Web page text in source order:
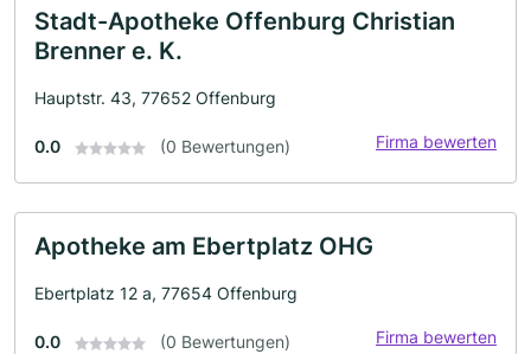
Stadt-Apotheke Offenburg Christian
Brenner e. K.
Hauptstr. 43, 77652 Offenburg
0.0 (0 Bewertungen) Firma bewerten
Apotheke am Ebertplatz OHG
Ebertplatz 12 a, 77654 Offenburg
0.0 (0 Bewertungen) Firma bewerten